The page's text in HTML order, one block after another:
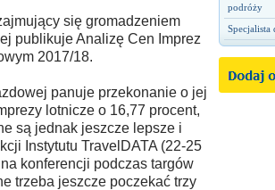
podróży
Specjalista
się gromadzeniem
publikuje Analizę Cen Imprez
2017/18.
panuje przekonanie o jej
lotnicze o 16,77 procent,
są jednak jeszcze lepsze i
Instytutu TravelDATA (22-25
konferencji podczas targów
trzeba jeszcze poczekać trzy